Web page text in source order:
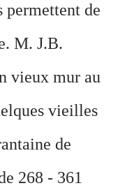
permettent de
M. J.B.
vieux mur au
vieilles
de
268 - 361